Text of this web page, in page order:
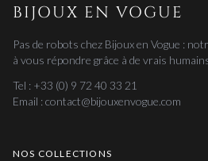
BIJOUX EN VOGUE
Pas de robots chez Bijoux en Vogue :
à vous répondre grâce à de vrais
Tel : +33 (0) 9 72 40 33 21
Email : contact@bijouxenvogue.com
NOS COLLECTIONS